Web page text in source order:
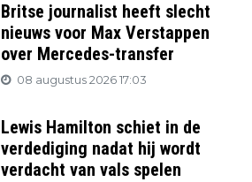
Britse journalist heeft slecht
nieuws voor Max Verstappen
over Mercedes-transfer
08 augustus 2026 17:03
Lewis Hamilton schiet in de
verdediging nadat hij wordt
verdacht van vals spelen